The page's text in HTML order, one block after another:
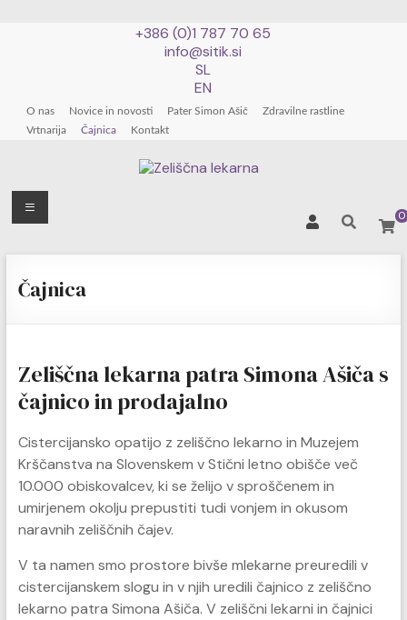
+386 (0)1 787 70 65
info@sitik.si
SL
EN
O nas Novice in novosti Pater Simon Ašič
Zdravilne rastline
Vrtnarija
Čajnica Kontakt
Zeliščna
Simona
0
Meni
to
content
Čajnica
Zeliščna lekarna patra Simona Ašiča s
čajnico in prodajalno
Cistercijansko opatijo z zeliščno lekarno in Muzejem
Krščanstva na Slovenskem v Stični letno obišče več
10.000 obiskovalcev, ki se želijo v sproščenem in
umirjenem okolju prepustiti tudi vonjem in okusom
naravnih zeliščnih čajev.
V ta namen smo prostore bivše mlekarne preuredili v
cistercijanskem slogu in v njih uredili čajnico z zeliščno
lekarno patra Simona Ašiča. V zeliščni lekarni in čajnici